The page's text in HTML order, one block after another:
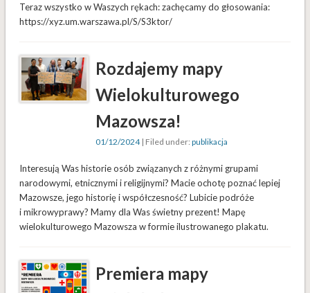
Teraz wszystko w Waszych rękach: zachęcamy do głosowania:
https://xyz.um.warszawa.pl/S/S3ktor/
Rozdajemy mapy
Wielokulturowego
Mazowsza!
01/12/2024| Filed under:publikacja
Interesują Was historie osób związanych z różnymi grupami
narodowymi, etnicznymi i religijnymi? Macie ochotę poznać lepiej
Mazowsze, jego historię i współczesność? Lubicie podróże
i mikrowyprawy? Mamy dla Was świetny prezent! Mapę
wielokulturowego Mazowsza w formie ilustrowanego plakatu.
Premiera mapy